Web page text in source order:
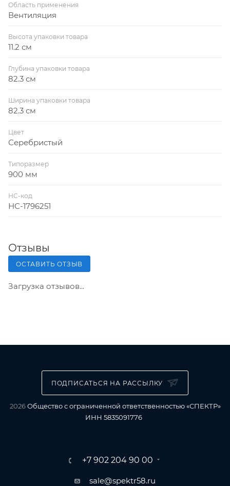
Область применения
Вентиляция
Высота упаковки товара
11.2 см
Глубина упаковки товара
82.3 см
Ширина упаковки товара
82.3 см
Цвет
Серебристый
Типоразмер
900 мм
НС-код
НС-1796251
Отзывы
ОСТАВИТЬ ОТЗЫВ
Загрузка отзывов...
ПОДПИСАТЬСЯ НА РАССЫЛКУ
2026Общество с ограниченной ответственностью «СПЕКТР»
ИНН 5835091776
+7 902 204 90 00
sale@spektr58.ru